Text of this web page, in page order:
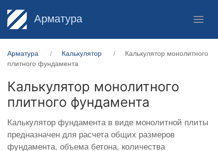
Арматура
Арматура Калькулятор
Калькулятор монолитного
плитного фундамента
Калькулятор монолитного
плитного фундамента
Калькулятор фундамента в виде монолитной плиты
предназначен для расчета общих размеров
фундамента, объема бетона, количества